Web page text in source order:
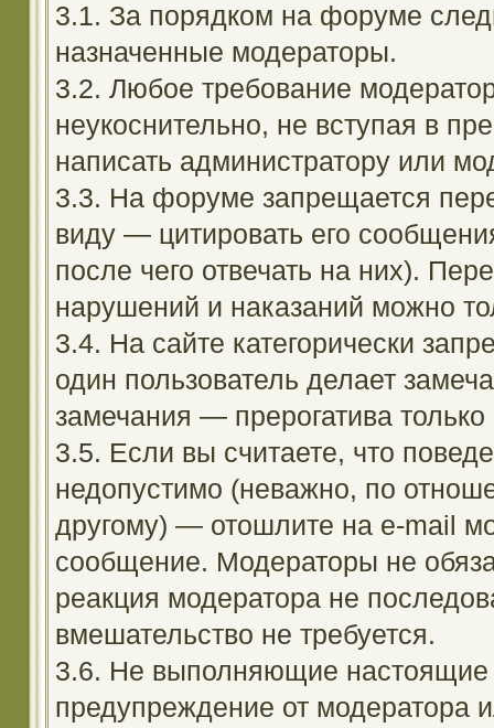
3.1. За порядком на форуме
назначенные модераторы.
3.2. Любое требование
неукоснительно, не вступая в
написать администратору или
3.3. На форуме запрещается
виду — цитировать его
после чего отвечать на них).
нарушений и наказаний можно
3.4. На сайте категорически
один пользователь делает
замечания — прерогатива
3.5. Если вы считаете, что
недопустимо (неважно, по
другому) — отошлите на e-mail
сообщение. Модераторы не
реакция модератора не
вмешательство не требуется.
3.6. Не выполняющие настоящие
предупреждение от модератора